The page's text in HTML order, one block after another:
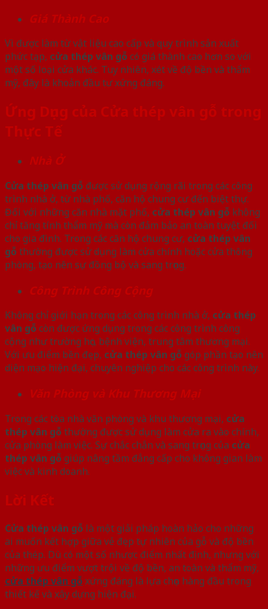
Giá Thành Cao
Vì được làm từ vật liệu cao cấp và quy trình sản xuất
phức tạp, cửa thép vân gỗ có giá thành cao hơn so với
một số loại cửa khác. Tuy nhiên, xét về độ bền và thẩm
mỹ, đây là khoản đầu tư xứng đáng.
Ứng Dụng của Cửa thép vân gỗ trong
Thực Tế
Nhà Ở
Cửa thép vân gỗ được sử dụng rộng rãi trong các công
trình nhà ở, từ nhà phố, căn hộ chung cư đến biệt thự.
Đối với những căn nhà mặt phố, cửa thép vân gỗ không
chỉ tăng tính thẩm mỹ mà còn đảm bảo an toàn tuyệt đối
cho gia đình. Trong các căn hộ chung cư, cửa thép vân
gỗ thường được sử dụng làm cửa chính hoặc cửa thông
phòng, tạo nên sự đồng bộ và sang trọng.
Công Trình Công Cộng
Không chỉ giới hạn trong các công trình nhà ở, cửa thép
vân gỗ còn được ứng dụng trong các công trình công
cộng như trường học, bệnh viện, trung tâm thương mại.
Với ưu điểm bền đẹp, cửa thép vân gỗ góp phần tạo nên
diện mạo hiện đại, chuyên nghiệp cho các công trình này.
Văn Phòng và Khu Thương Mại
Trong các tòa nhà văn phòng và khu thương mại, cửa
thép vân gỗ thường được sử dụng làm cửa ra vào chính,
cửa phòng làm việc. Sự chắc chắn và sang trọng của cửa
thép vân gỗ giúp nâng tầm đẳng cấp cho không gian làm
việc và kinh doanh.
Lời Kết
Cửa thép vân gỗ là một giải pháp hoàn hảo cho những
ai muốn kết hợp giữa vẻ đẹp tự nhiên của gỗ và độ bền
của thép. Dù có một số nhược điểm nhất định, nhưng với
những ưu điểm vượt trội về độ bền, an toàn và thẩm mỹ,
cửa thép vân gỗxứng đáng là lựa chọn hàng đầu trong
thiết kế và xây dựng hiện đại.